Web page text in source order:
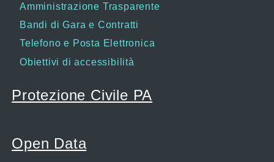
Amministrazione Trasparente
Bandi di Gara e Contratti
Telefono e Posta Elettronica
Obiettivi di accessibilità
Protezione Civile PA
Open Data